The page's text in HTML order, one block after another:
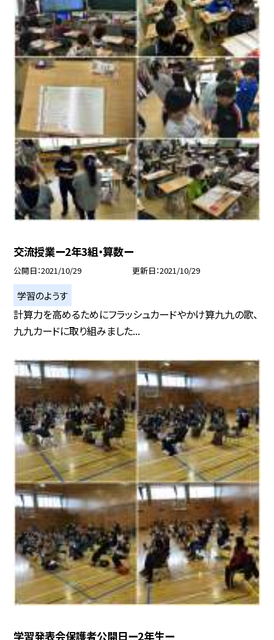
交流授業ー2年3組・算数ー
公開日 2021/10/29 更新日 2021/10/29
学習のようす
計算力を高めるためにフラッシュカードやかけ算九九の歌、
九九カードに取り組みました...
学習発表会保護者公開日ー2年生ー